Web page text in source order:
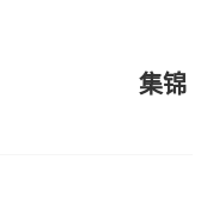
集锦